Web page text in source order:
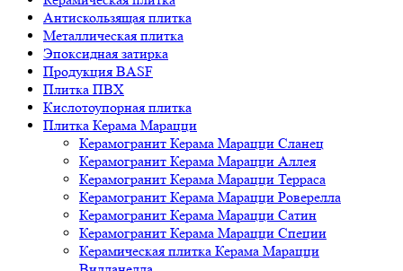
Антискользящая плитка
Металлическая плитка
Эпоксидная затирка
Продукция BASF
Плитка ПВХ
Кислотоупорная плитка
Плитка Керама Марацци
Керамогранит Керама Марацци Сланец
Керамогранит Керама Марацци Аллея
Керамогранит Керама Марацци Терраса
Керамогранит Керама Марацци Роверелла
Керамогранит Керама Марацци Сатин
Керамогранит Керама Марацци Специи
Керамическая плитка Керама Марацци